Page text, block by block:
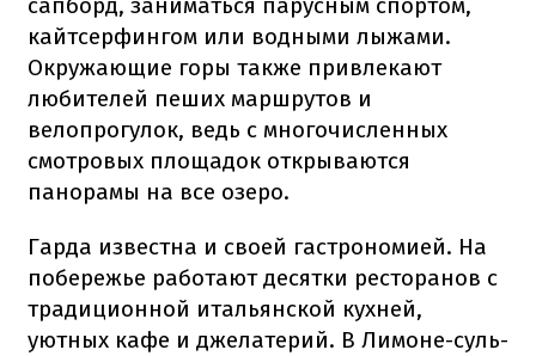
сапборд, заниматься парусным спортом,
кайтсерфингом или водными лыжами.
Окружающие горы также привлекают
любителей пеших маршрутов и
велопрогулок, ведь с многочисленных
смотровых площадок открываются
панорамы на все озеро.
Гарда известна и своей гастрономией. На
побережье работают десятки ресторанов с
традиционной итальянской кухней,
уютных кафе и джелатерий. В Лимоне-суль-